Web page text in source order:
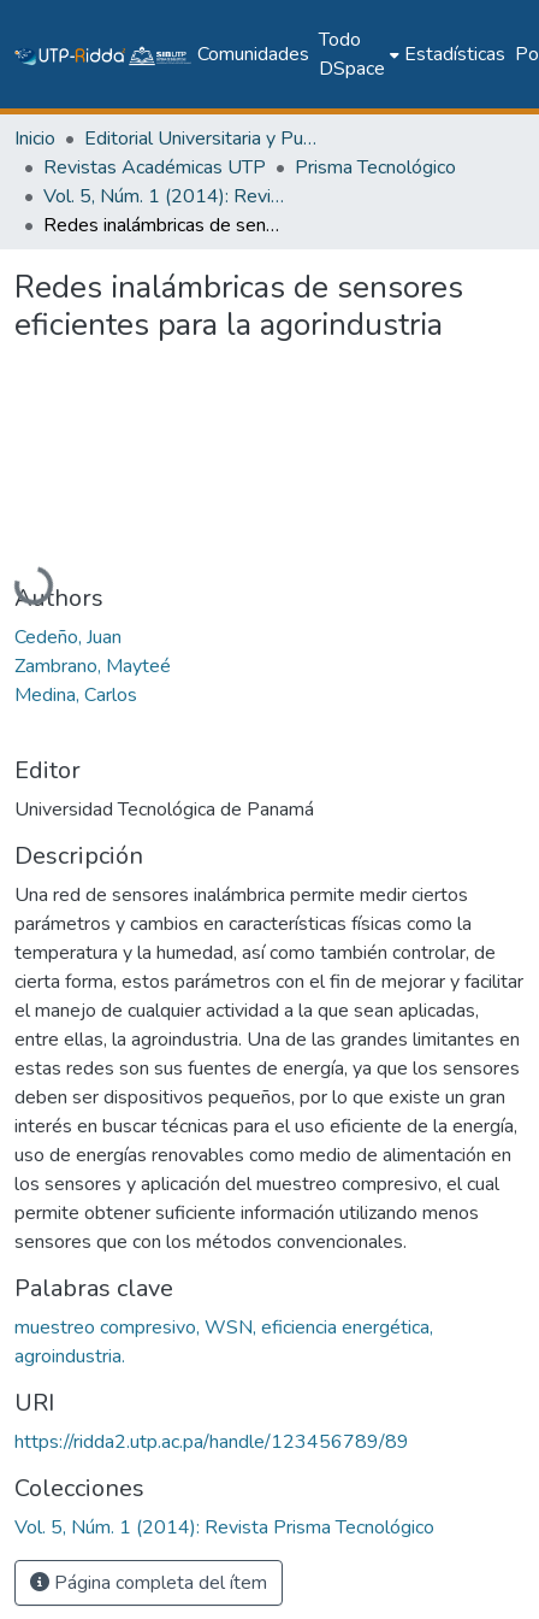
Comunidades
Todo
DSpace
Estadísticas
Inicio
Editorial Universitaria y Publicaciones Seriadas
Revistas Académicas UTP
Prisma Tecnológico
Vol. 5, Núm. 1 (2014): Revista Prisma Tecnológico
Redes inalámbricas de sensores eficientes para la agorindustria
Redes inalámbricas de sensores
eficientes para la agorindustria
Cargando...
Authors
Cedeño, Juan
Zambrano, Mayteé
Medina, Carlos
Editor
Universidad Tecnológica de Panamá
Descripción
Una red de sensores inalámbrica permite medir ciertos
parámetros y cambios en características físicas como la
temperatura y la humedad, así como también controlar, de
cierta forma, estos parámetros con el fin de mejorar y facilitar
el manejo de cualquier actividad a la que sean aplicadas,
entre ellas, la agroindustria. Una de las grandes limitantes en
estas redes son sus fuentes de energía, ya que los sensores
deben ser dispositivos pequeños, por lo que existe un gran
interés en buscar técnicas para el uso eficiente de la energía,
uso de energías renovables como medio de alimentación en
los sensores y aplicación del muestreo compresivo, el cual
permite obtener suficiente información utilizando menos
sensores que con los métodos convencionales.
Palabras clave
muestreo compresivo, WSN, eficiencia energética,
agroindustria.
URI
https://ridda2.utp.ac.pa/handle/123456789/89
Colecciones
Vol. 5, Núm. 1 (2014): Revista Prisma Tecnológico
Página completa del ítem